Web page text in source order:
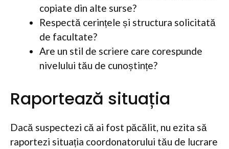
copiate din alte surse?
Respectă cerințele și structura solicitată
de facultate?
Are un stil de scriere care corespunde
nivelului tău de cunoștințe?
Raportează situația
Dacă suspectezi că ai fost păcălit, nu ezita să
raportezi situația coordonatorului tău de lucrare